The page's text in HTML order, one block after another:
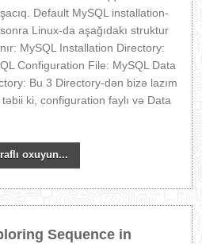
Default MySQL installation-
Linux-da aşağıdakı struktur
MySQL Installation Directory:
Configuration File: MySQL Data
Bu 3 Directory-dən bizə lazım
ki, configuration faylı və Data
oxuyun...
Sequence in